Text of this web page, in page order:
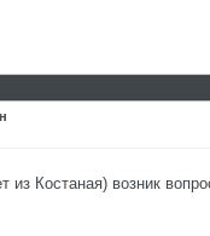
из Костаная) возник